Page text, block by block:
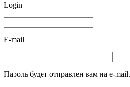
Login
E-mail
Пароль будет отправлен вам на e-mail.